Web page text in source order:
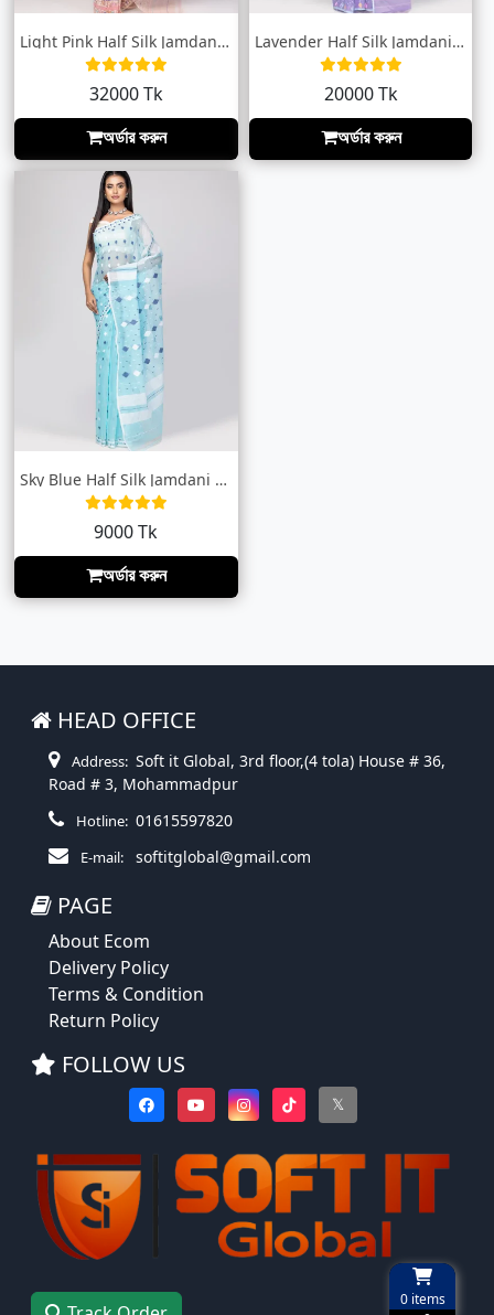
0items
Light Pink Half Silk Jamdani Saree
32000 Tk
অর্ডার করুন
Lavender Half Silk Jamdani Saree
20000 Tk
অর্ডার করুন
Sky Blue Half Silk Jamdani Saree
9000 Tk
অর্ডার করুন
HEAD OFFICE
Address: Soft it Global, 3rd floor,(4 tola) House # 36,
Road # 3, Mohammadpur
Hotline: 01615597820
E-mail: softitglobal@gmail.com
PAGE
About Ecom
Delivery Policy
Terms & Condition
Return Policy
FOLLOW US
𝕏